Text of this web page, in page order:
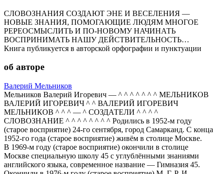
СЛОВОЗНАНИЯ СОЗДАЮТ ЭНЕ И ВЕСЕЛЕНИЯ —
НОВЫЕ ЗНАНИЯ, ПОМОГАЮЩИЕ ЛЮДЯМ МНОГОЕ
РЕРЕОСМЫСЛИТЬ И ПО-НОВОМУ НАЧИНАТЬ
ВОСПРИНИМАТЬ НАШУ ДЕЙСТВИТЕЛЬНОСТЬ…
Книга публикуется в авторской орфографии и пунктуации
об авторе
Валерий Мельников
Мельников Валерий Игоревич — ^ ^ ^ ^ ^ ^ ^ МЕЛЬНИКОВ
ВАЛЕРИЙ ИГОРЕВИЧ ^ ^ ВАЛЕРИЙ ИГОРЕВИЧ
МЕЛЬНИКОВ ^ ^ ^ — ^ СОЗДАТЕЛИ ^ ^ ^ ^
СЛОВОЗНАНИЕ ^ ^ ^ ^ ^ ^ ^ ^ Родились в 1952-м году
(старое восприятие) 24-го сентября, город Самарканд. С конца
1952-го года (старое восприятие) живём в столице Москве.
В 1969-м году (старое восприятие) окончили в столице
Москве специальную школу 45 с углублёнными знаниями
английского языка, современное название — Гимназия 45.